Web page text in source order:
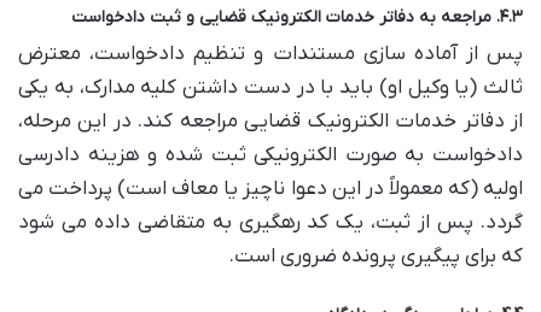
۴.۳. مراجعه به دفاتر خدمات الکترونیک قضایی و ثبت دادخواست
پس از آماده سازی مستندات و تنظیم دادخواست، معترض
ثالث (یا وکیل او) باید با در دست داشتن کلیه مدارک، به یکی
از دفاتر خدمات الکترونیک قضایی مراجعه کند. در این مرحله،
دادخواست به صورت الکترونیکی ثبت شده و هزینه دادرسی
اولیه (که معمولاً در این دعوا ناچیز یا معاف است) پرداخت می
گردد. پس از ثبت، یک کد رهگیری به متقاضی داده می شود
که برای پیگیری پرونده ضروری است.